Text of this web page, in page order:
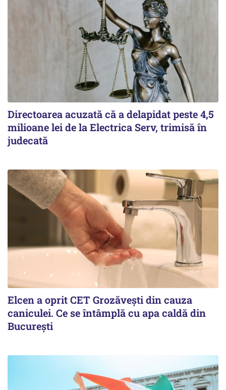
Directoarea acuzată că a delapidat peste 4,5
milioane lei de la Electrica Serv, trimisă în
judecată
Elcen a oprit CET Grozăvești din cauza
caniculei. Ce se întâmplă cu apa caldă din
București